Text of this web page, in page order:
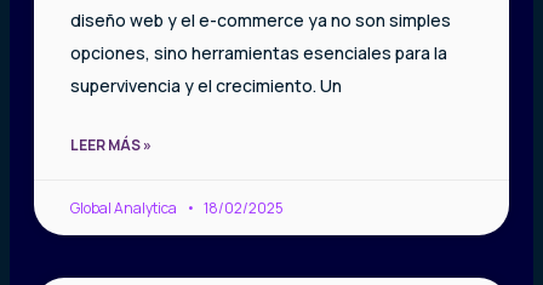
diseño web y el e-commerce ya no son simples
opciones, sino herramientas esenciales para la
supervivencia y el crecimiento. Un
LEER MÁS »
Global Analytica 18/02/2025